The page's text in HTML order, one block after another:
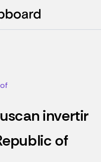
invertir
of